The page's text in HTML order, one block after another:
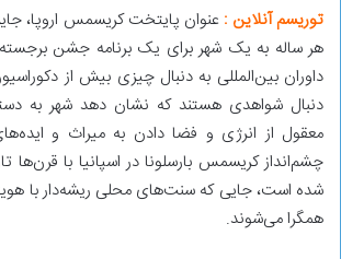
توریسم آنلاین : عنوان پایتخت کریسمس اروپا،
هر ساله به یک شهر برای یک برنامه جشن
داوران بین‌المللی به دنبال چیزی بیش از
دنبال شواهدی هستند که نشان دهد شهر به
معقول از انرژی و فضا دادن به میراث و
چشم‌انداز کریسمس بارسلونا در اسپانیا با قرن‌ها
شده است، جایی که سنت‌های محلی ریشه‌دار با
همگرا می‌شوند.